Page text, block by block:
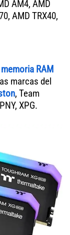
AM4, AMD
AMD TRX40,
RAM
marcas del
, Team
XPG.